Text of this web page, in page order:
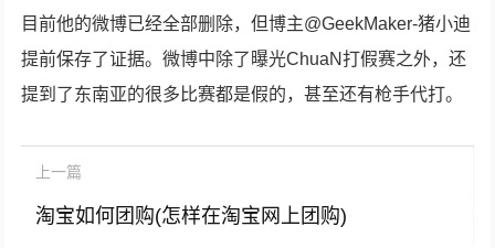
目前他的微博已经全部删除，但博主@GeekMaker-猪小迪
提前保存了证据。微博中除了曝光ChuaN打假赛之外，还
提到了东南亚的很多比赛都是假的，甚至还有枪手代打。
上一篇
淘宝如何团购(怎样在淘宝网上团购)